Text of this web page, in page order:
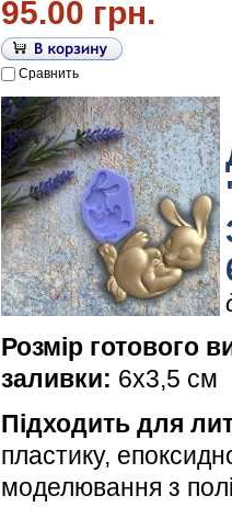
95.00 грн.
Сравнить
Розмір готового
заливки: 6х3,5 см
Підходить для
пластику,
моделювання з